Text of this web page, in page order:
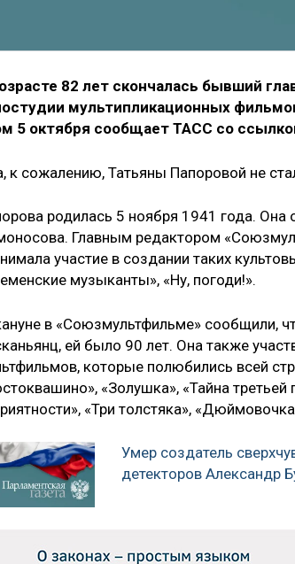
82 лет скончалась бывший
мультипликационных
5 октября сообщает ТАСС со
к сожалению, Татьяны Папоровой не
родилась 5 ноября 1941 года.
Главным редактором
участие в создании таких
музыканты», «Ну, погоди!».
в «Союзмультфильме» сообщили,
ей было 90 лет. Она также
которые полюбились всей
«Золушка», «Тайна
«Три толстяка»,
Умер создатель
детекторов Александр